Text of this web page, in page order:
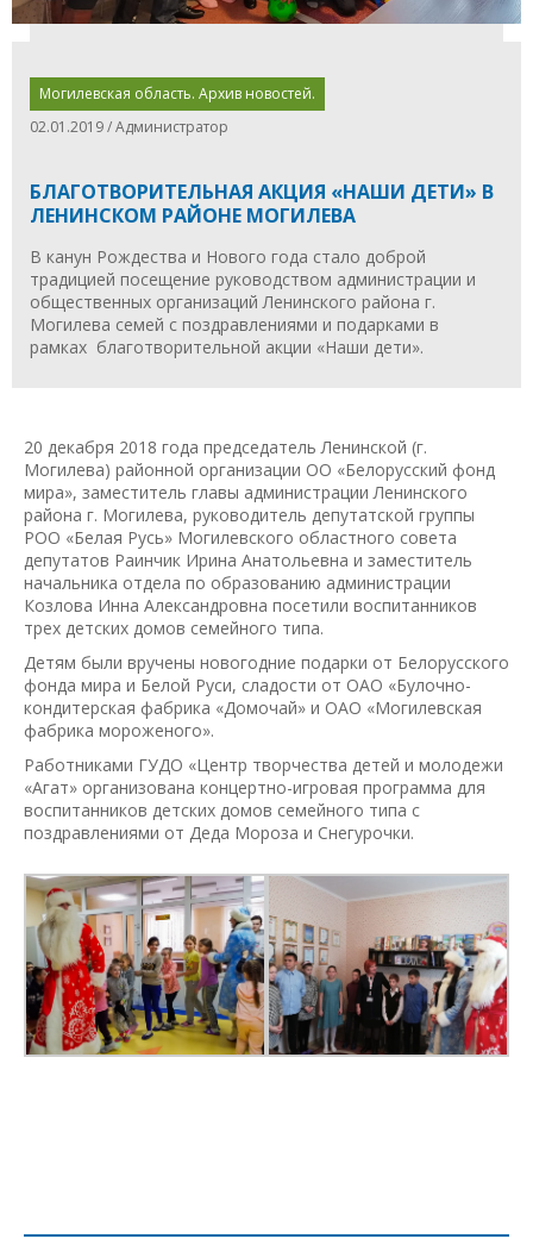
Могилевская область. Архив новостей.
02.01.2019 / Администратор
БЛАГОТВОРИТЕЛЬНАЯ АКЦИЯ «НАШИ ДЕТИ» В
ЛЕНИНСКОМ РАЙОНЕ МОГИЛЕВА
В канун Рождества и Нового года стало доброй
традицией посещение руководством администрации и
общественных организаций Ленинского района г.
Могилева семей с поздравлениями и подарками в
рамках благотворительной акции «Наши дети».
20 декабря 2018 года председатель Ленинской (г.
Могилева) районной организации ОО «Белорусский фонд
мира», заместитель главы администрации Ленинского
района г. Могилева, руководитель депутатской группы
РОО «Белая Русь» Могилевского областного совета
депутатов Раинчик Ирина Анатольевна и заместитель
начальника отдела по образованию администрации
Козлова Инна Александровна посетили воспитанников
трех детских домов семейного типа.
Детям были вручены новогодние подарки от Белорусского
фонда мира и Белой Руси, сладости от ОАО «Булочно-
кондитерская фабрика «Домочай» и ОАО «Могилевская
фабрика мороженого».
Работниками ГУДО «Центр творчества детей и молодежи
«Агат» организована концертно-игровая программа для
воспитанников детских домов семейного типа с
поздравлениями от Деда Мороза и Снегурочки.